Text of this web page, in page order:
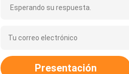
Esperando su respuesta.
Presentación